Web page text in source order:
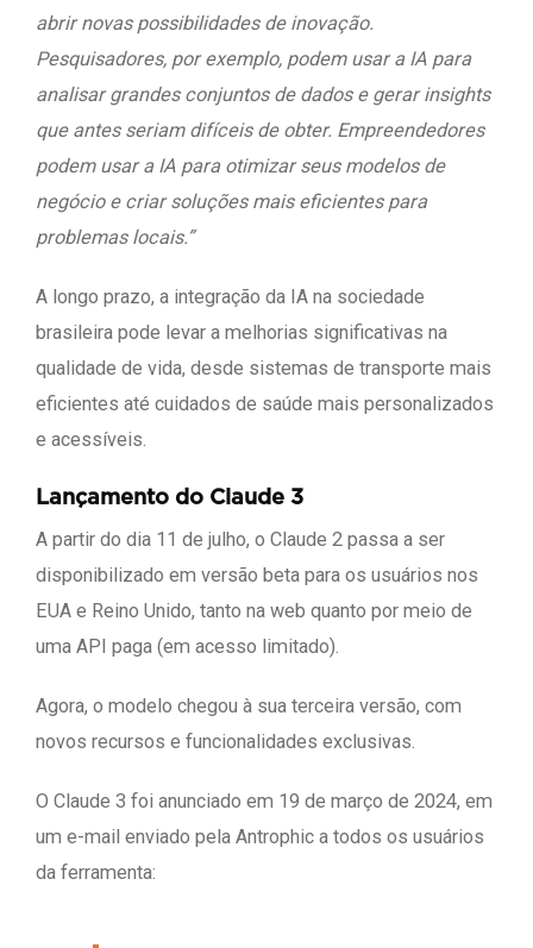
abrir novas possibilidades de inovação.
Pesquisadores, por exemplo, podem usar a IA para
analisar grandes conjuntos de dados e gerar insights
que antes seriam difíceis de obter. Empreendedores
podem usar a IA para otimizar seus modelos de
negócio e criar soluções mais eficientes para
problemas locais.”
A longo prazo, a integração da IA na sociedade
brasileira pode levar a melhorias significativas na
qualidade de vida, desde sistemas de transporte mais
eficientes até cuidados de saúde mais personalizados
e acessíveis.
Lançamento do Claude 3
A partir do dia 11 de julho, o Claude 2 passa a ser
disponibilizado em versão beta para os usuários nos
EUA e Reino Unido, tanto na web quanto por meio de
uma API paga (em acesso limitado).
Agora, o modelo chegou à sua terceira versão, com
novos recursos e funcionalidades exclusivas.
O Claude 3 foi anunciado em 19 de março de 2024, em
um e-mail enviado pela Antrophic a todos os usuários
da ferramenta: